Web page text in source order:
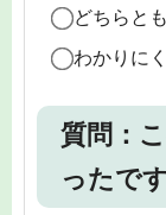
どちらと
わかりに
質問：
ったで